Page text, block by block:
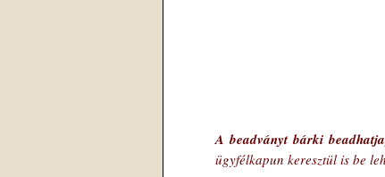
A beadványt bárki
ügyfélkapun keresztül is be